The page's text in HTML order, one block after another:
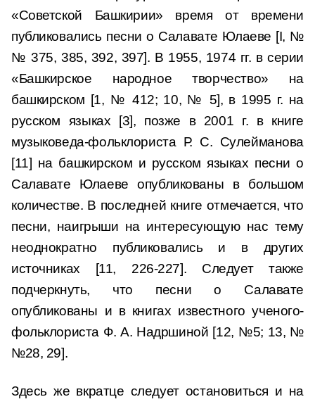
«Советской Башкирии» время от времени
публиковались песни о Салавате Юлаеве [I, №
№ 375, 385, 392, 397]. В 1955, 1974 гг. в серии
«Башкирское народное творчество» на
башкирском [1, № 412; 10, № 5], в 1995 г. на
русском языках [3], позже в 2001 г. в книге
музыковеда-фольклориста Р. С. Сулейманова
[11] на башкирском и русском языках песни о
Салавате Юлаеве опубликованы в большом
количестве. В последней книге отмечается, что
песни, наигрыши на интересующую нас тему
неоднократно публиковались и в других
источниках [11, 226-227]. Следует также
подчеркнуть, что песни о Салавате
опубликованы и в книгах известного ученого-
фольклориста Ф. А. Надршиной [12, №5; 13, №
№28, 29].
Здесь же вкратце следует остановиться и на